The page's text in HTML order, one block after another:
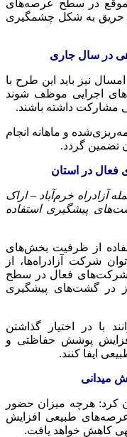
در سطح عرصه‌های
حریق به شکل چشمگیری
در سال جاری
نیز باید این طرح با
اجرایی موظف شوند
مشارکت داشته باشند.
و ماهانه انجام
تضمین گردد.
فعال در استان
آزادراه خرم‌آباد – اراک
پیشگیری استفاده
از ظرفیت بخش‌های
شرکت آزادراه‌ها، از
شرکت‌های فعال در سطح
در گشت‌های پیشگیری
با در اختیار گذاشتن
پوشش حفاظتی و
ایفا کنند.
میدانی
کرد: هرچه میزان حضور
طبیعی افزایش
کاهش خواهد یافت.